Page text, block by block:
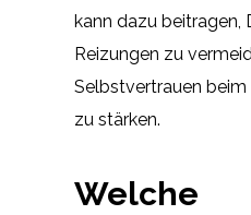
kann dazu beitragen,
Reizungen zu
Selbstvertrauen beim
zu stärken.
Welche